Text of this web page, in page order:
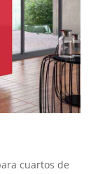
cuartos de